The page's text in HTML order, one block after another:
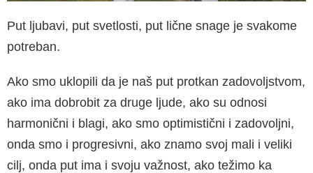
Put ljubavi, put svetlosti, put lične snage je sva­kome
potreban.
Ako smo uklopili da je naš put protkan zadovolj­stvom,
ako ima dobrobit za druge ljude, ako su odnosi
harmonični i blagi, ako smo optimistični i zadovoljni,
onda smo i progresivni, ako znamo svoj mali i veliki
cilj, onda put ima i svoju važ­nost, ako težimo ka